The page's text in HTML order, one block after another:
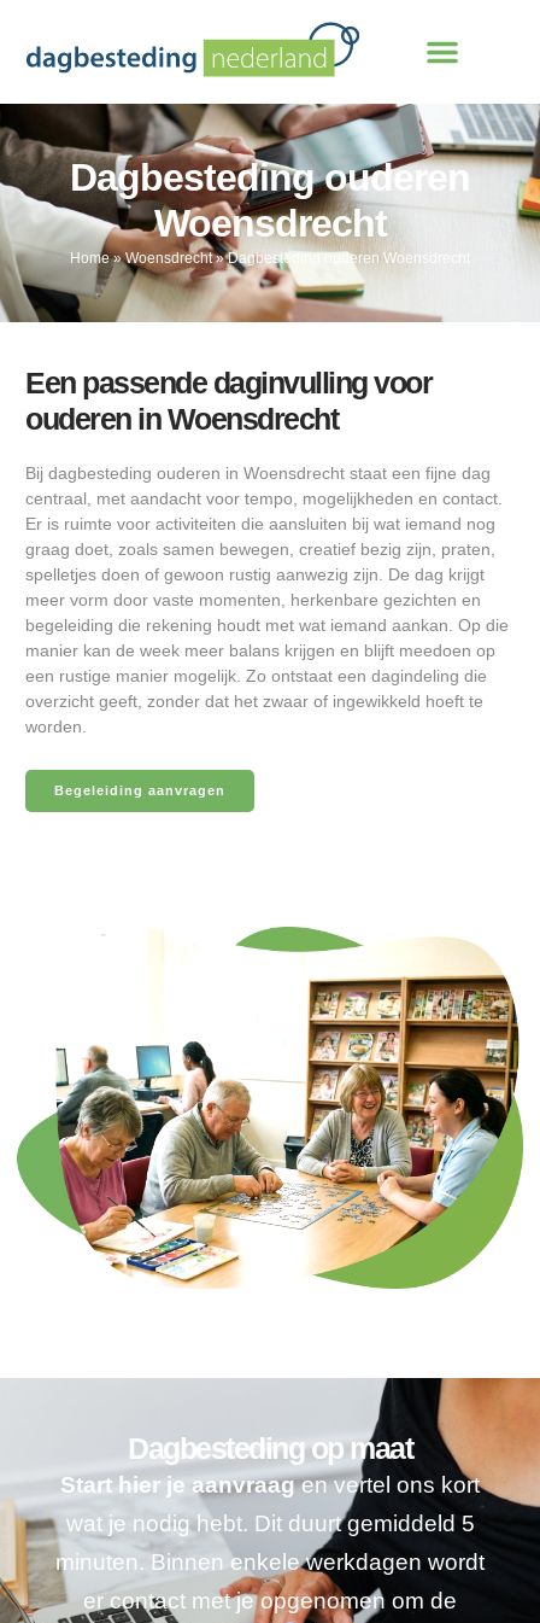
Dagbesteding ouderen
Woensdrecht
Home»Woensdrecht»Dagbesteding ouderen Woensdrecht
Een passende daginvulling voor
ouderen in Woensdrecht
Bij dagbesteding ouderen in Woensdrecht staat een fijne dag
centraal, met aandacht voor tempo, mogelijkheden en contact.
Er is ruimte voor activiteiten die aansluiten bij wat iemand nog
graag doet, zoals samen bewegen, creatief bezig zijn, praten,
spelletjes doen of gewoon rustig aanwezig zijn. De dag krijgt
meer vorm door vaste momenten, herkenbare gezichten en
begeleiding die rekening houdt met wat iemand aankan. Op die
manier kan de week meer balans krijgen en blijft meedoen op
een rustige manier mogelijk. Zo ontstaat een dagindeling die
overzicht geeft, zonder dat het zwaar of ingewikkeld hoeft te
worden.
Begeleiding aanvragen
Dagbesteding op maat
Start hier je aanvraagen vertel ons kort
wat je nodig hebt. Dit duurt gemiddeld 5
minuten. Binnen enkele werkdagen wordt
er contact met je opgenomen om de